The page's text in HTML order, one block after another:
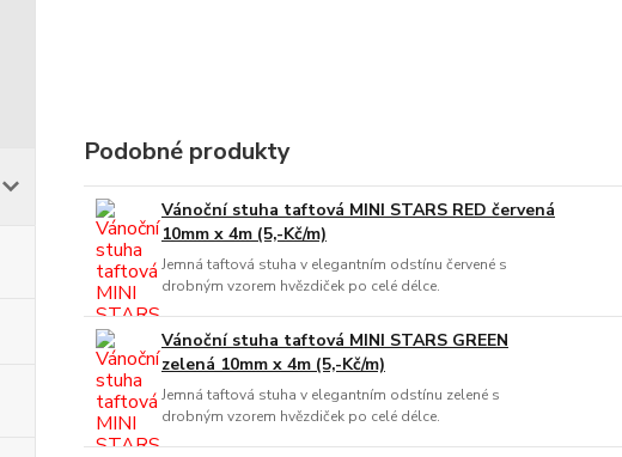
Podobné produkty
Vánoční stuha taftová MINI STARS RED červená
10mm x 4m (5,-Kč/m)
Jemná taftová stuha v elegantním odstínu červené s
drobným vzorem hvězdiček po celé délce.
Vánoční stuha taftová MINI STARS GREEN
zelená 10mm x 4m (5,-Kč/m)
Jemná taftová stuha v elegantním odstínu zelené s
drobným vzorem hvězdiček po celé délce.